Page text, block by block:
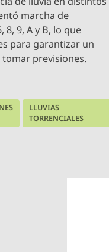
marcha de
8, 9, A y B, lo que
para garantizar un
previsiones.
LLUVIAS
TORRENCIALES